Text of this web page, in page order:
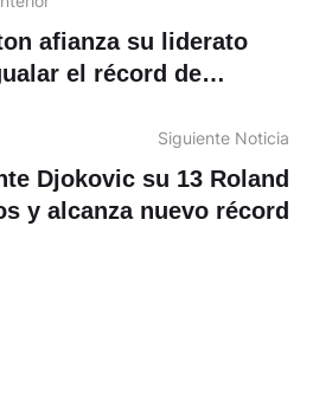
afianza su liderato
el récord de
Siguiente Noticia
Djokovic su 13 Roland
y alcanza nuevo récord